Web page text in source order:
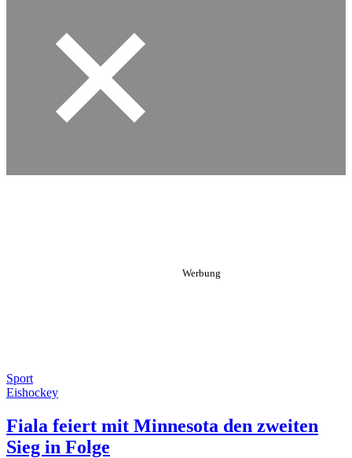
Sport
Eishockey
Fiala feiert mit Minnesota den zweiten
Sieg in Folge